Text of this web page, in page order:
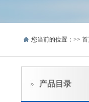
您当前的位置：>>
产品目录